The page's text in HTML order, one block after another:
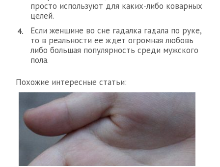
просто используют для каких-либо коварных
целей.
Если женщине во сне гадалка гадала по руке,
то в реальности ее ждет огромная любовь
либо большая популярность среди мужского
пола.
Похожие интересные статьи: